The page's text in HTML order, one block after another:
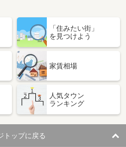
万円
岡県大野城市栄町２
万円
岡県大野城市東大利３
「住みたい街」
を見つけよう
家賃相場
人気タウン
ランキング
トップに戻る